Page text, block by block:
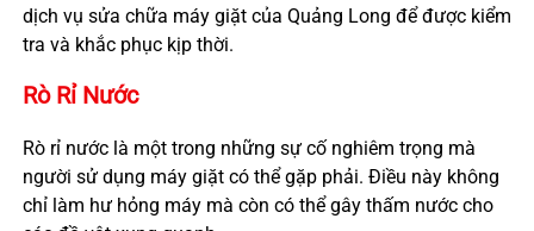
dịch vụ sửa chữa máy giặt của Quảng Long để được kiểm
tra và khắc phục kịp thời.
Rò Rỉ Nước
Rò rỉ nước là một trong những sự cố nghiêm trọng mà
người sử dụng máy giặt có thể gặp phải. Điều này không
chỉ làm hư hỏng máy mà còn có thể gây thấm nước cho